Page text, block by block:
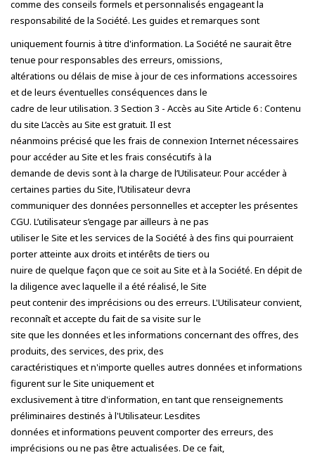
comme des conseils formels et personnalisés engageant la
responsabilité de la Société. Les guides et remarques sont
uniquement fournis à titre d'information. La Société ne saurait être
tenue pour responsables des erreurs, omissions,
altérations ou délais de mise à jour de ces informations accessoires
et de leurs éventuelles conséquences dans le
cadre de leur utilisation. 3 Section 3 - Accès au Site Article 6 : Contenu
du site L’accès au Site est gratuit. Il est
néanmoins précisé que les frais de connexion Internet nécessaires
pour accéder au Site et les frais consécutifs à la
demande de devis sont à la charge de l’Utilisateur. Pour accéder à
certaines parties du Site, l’Utilisateur devra
communiquer des données personnelles et accepter les présentes
CGU. L’utilisateur s’engage par ailleurs à ne pas
utiliser le Site et les services de la Société à des fins qui pourraient
porter atteinte aux droits et intérêts de tiers ou
nuire de quelque façon que ce soit au Site et à la Société. En dépit de
la diligence avec laquelle il a été réalisé, le Site
peut contenir des imprécisions ou des erreurs. L'Utilisateur convient,
reconnaît et accepte du fait de sa visite sur le
site que les données et les informations concernant des offres, des
produits, des services, des prix, des
caractéristiques et n'importe quelles autres données et informations
figurent sur le Site uniquement et
exclusivement à titre d'information, en tant que renseignements
préliminaires destinés à l'Utilisateur. Lesdites
données et informations peuvent comporter des erreurs, des
imprécisions ou ne pas être actualisées. De ce fait,